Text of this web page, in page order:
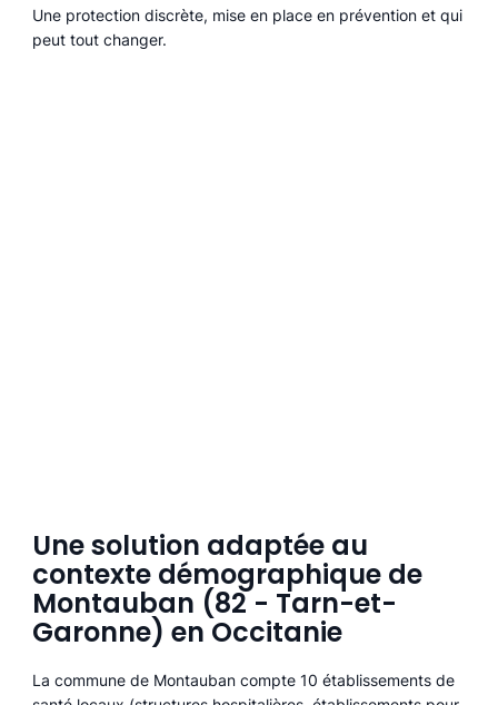
Une protection discrète, mise en place en prévention et qui
peut tout changer.
Une solution adaptée au
contexte démographique de
Montauban (82 - Tarn-et-
Garonne) en Occitanie
La commune de Montauban compte 10 établissements de